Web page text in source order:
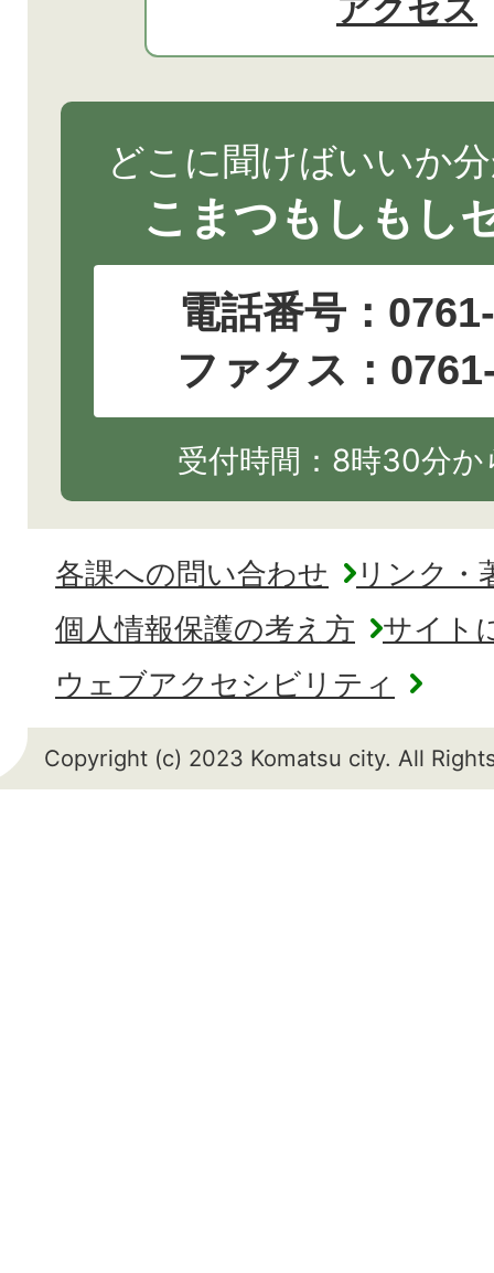
アクセス
どこに聞けばいいか
こまつもしもし
電話番号：
ファクス：
受付時間：8時30分
各課への問い合わせ
リンク・
個人情報保護の考え方
サイト
ウェブアクセシビリティ
Copyright (c) 2023 Komatsu city. All